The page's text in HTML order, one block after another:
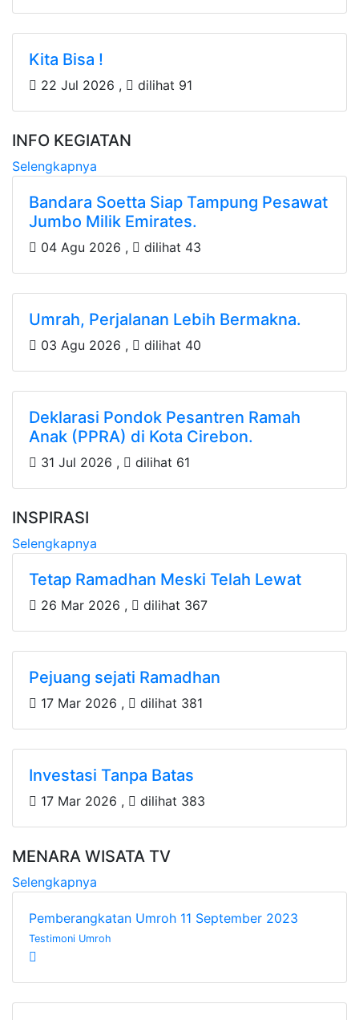
Kita Bisa !
22 Jul 2026 , dilihat 91
INFO KEGIATAN
Selengkapnya
Bandara Soetta Siap Tampung Pesawat
Jumbo Milik Emirates.
04 Agu 2026 , dilihat 43
Umrah, Perjalanan Lebih Bermakna.
03 Agu 2026 , dilihat 40
Deklarasi Pondok Pesantren Ramah
Anak (PPRA) di Kota Cirebon.
31 Jul 2026 , dilihat 61
INSPIRASI
Selengkapnya
Tetap Ramadhan Meski Telah Lewat
26 Mar 2026 , dilihat 367
Pejuang sejati Ramadhan
17 Mar 2026 , dilihat 381
Investasi Tanpa Batas
17 Mar 2026 , dilihat 383
MENARA WISATA TV
Selengkapnya
Pemberangkatan Umroh 11 September 2023
Testimoni Umroh